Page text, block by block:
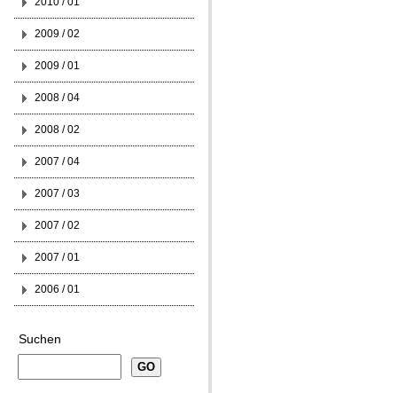
2009 / 02
2009 / 01
2008 / 04
2008 / 02
2007 / 04
2007 / 03
2007 / 02
2007 / 01
2006 / 01
Suchen